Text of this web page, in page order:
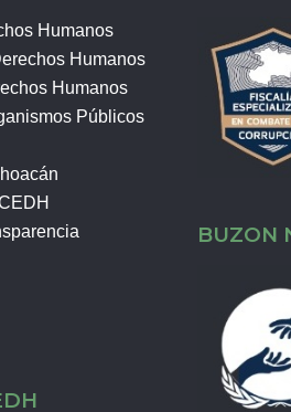
Humanos
Humanos
Humanos
Públicos
BUZON